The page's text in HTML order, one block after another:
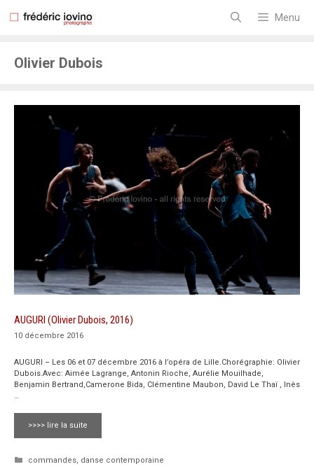
Menu
Olivier Dubois
AUGURI (Olivier Dubois, 2016)
10 décembre 2016
AUGURI – Les 06 et 07 décembre 2016 à l’opéra de Lille.Chorégraphie: Olivier
Dubois.Avec: Aimée Lagrange, Antonin Rioche, Aurélie Mouilhade,
Benjamin Bertrand,Camerone Bida, Clémentine Maubon, David Le Thaï , Inès
…
>>>> lire la suite
Catégories
commandes, danse contemporaine